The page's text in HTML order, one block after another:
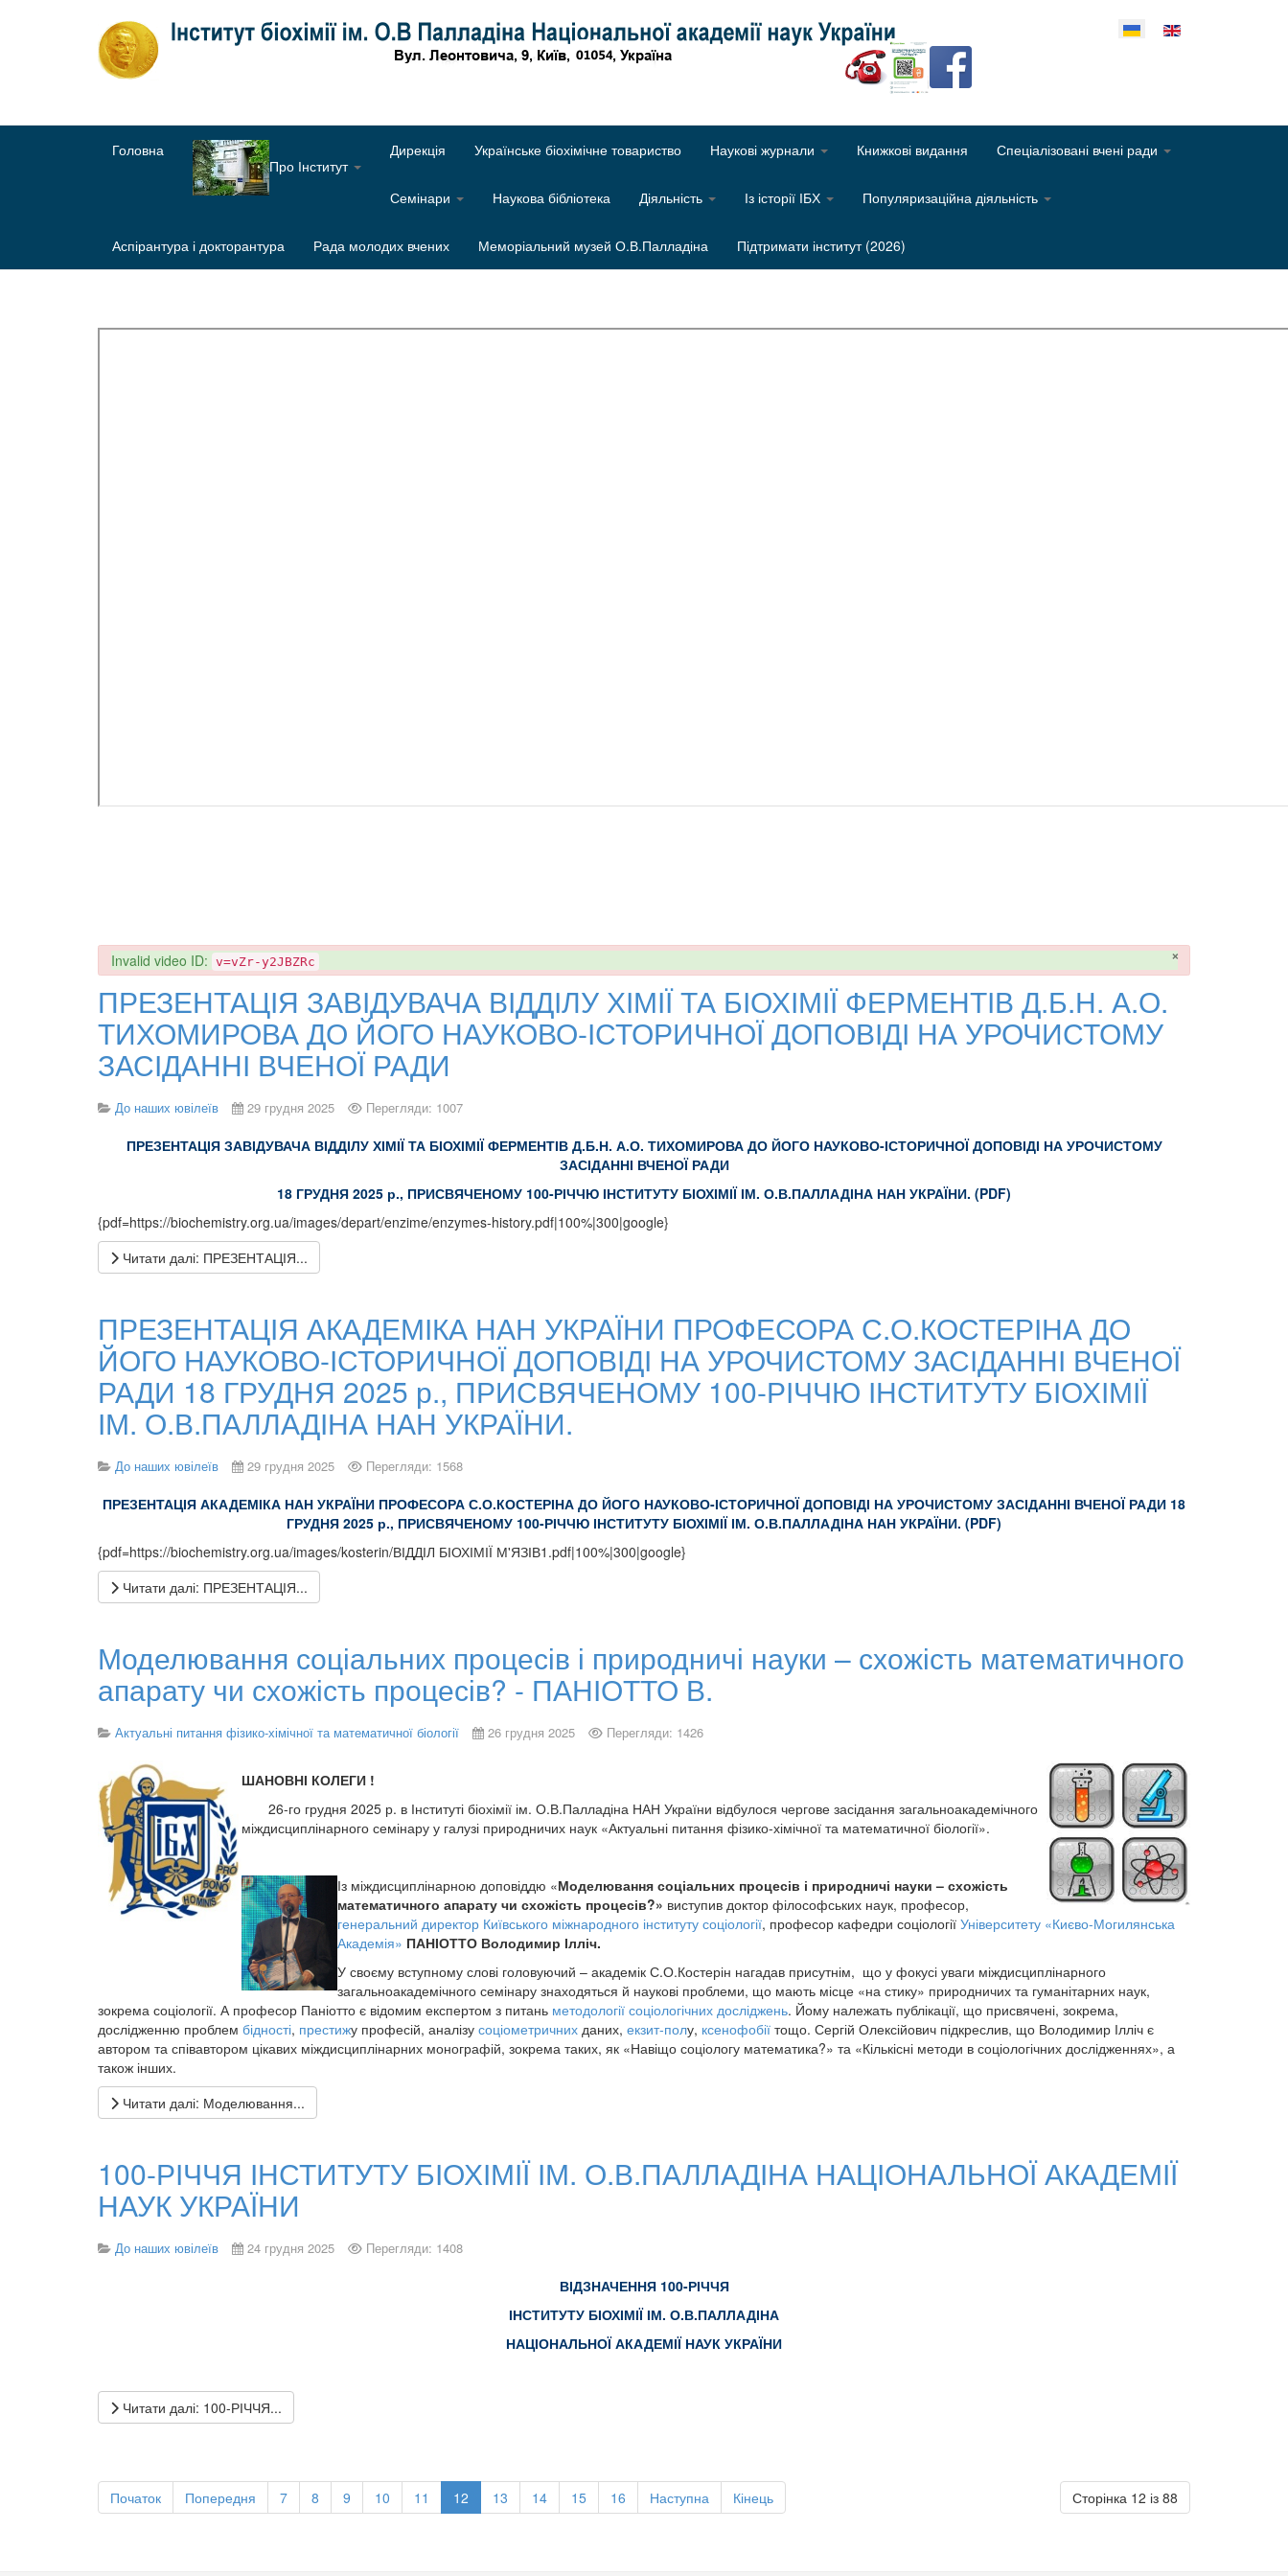
Оберіть свою мову
Головна
Про Інститут
Дирекція Українське біохімічне товариство Наукові журнали Книжкові видання Спеціалізовані вчені ради
Семінари Наукова бібліотека Діяльність Із історії ІБХ Популяризаційна діяльність
Аспірантура і докторантура Рада молодих вчених Меморіальний музей О.В.Палладіна Підтримати інститут (2026)
×
danger
Invalid video ID: v=vZr-y2JBZRc
ПРЕЗЕНТАЦІЯ ЗАВІДУВАЧА ВІДДІЛУ ХІМІЇ ТА БІОХІМІЇ ФЕРМЕНТІВ Д.Б.Н. А.О.
ТИХОМИРОВА ДО ЙОГО НАУКОВО-ІСТОРИЧНОЇ ДОПОВІДІ НА УРОЧИСТОМУ
ЗАСІДАННІ ВЧЕНОЇ РАДИ
До наших ювілеїв 29 грудня 2025 Перегляди: 1007
ПРЕЗЕНТАЦІЯ ЗАВІДУВАЧА ВІДДІЛУ ХІМІЇ ТА БІОХІМІЇ ФЕРМЕНТІВ Д.Б.Н. А.О. ТИХОМИРОВА ДО ЙОГО НАУКОВО-ІСТОРИЧНОЇ ДОПОВІДІ НА УРОЧИСТОМУ
ЗАСІДАННІ ВЧЕНОЇ РАДИ
18 ГРУДНЯ 2025 р., ПРИСВЯЧЕНОМУ 100-РІЧЧЮ ІНСТИТУТУ БІОХІМІЇ ІМ. О.В.ПАЛЛАДІНА НАН УКРАЇНИ. (PDF)
{pdf=https://biochemistry.org.ua/images/depart/enzime/enzymes-history.pdf|100%|300|google}
Читати далі: ПРЕЗЕНТАЦІЯ...
ПРЕЗЕНТАЦІЯ АКАДЕМІКА НАН УКРАЇНИ ПРОФЕСОРА С.О.КОСТЕРІНА ДО
ЙОГО НАУКОВО-ІСТОРИЧНОЇ ДОПОВІДІ НА УРОЧИСТОМУ ЗАСІДАННІ ВЧЕНОЇ
РАДИ 18 ГРУДНЯ 2025 р., ПРИСВЯЧЕНОМУ 100-РІЧЧЮ ІНСТИТУТУ БІОХІМІЇ
ІМ. О.В.ПАЛЛАДІНА НАН УКРАЇНИ.
До наших ювілеїв 29 грудня 2025 Перегляди: 1568
ПРЕЗЕНТАЦІЯ АКАДЕМІКА НАН УКРАЇНИ ПРОФЕСОРА С.О.КОСТЕРІНА ДО ЙОГО НАУКОВО-ІСТОРИЧНОЇ ДОПОВІДІ НА УРОЧИСТОМУ ЗАСІДАННІ ВЧЕНОЇ РАДИ 18
ГРУДНЯ 2025 р., ПРИСВЯЧЕНОМУ 100-РІЧЧЮ ІНСТИТУТУ БІОХІМІЇ ІМ. О.В.ПАЛЛАДІНА НАН УКРАЇНИ. (PDF)
{pdf=https://biochemistry.org.ua/images/kosterin/ВІДДІЛ БІОХІМІЇ М'ЯЗІВ1.pdf|100%|300|google}
Читати далі: ПРЕЗЕНТАЦІЯ...
Моделювання соціальних процесів і природничі науки – схожість математичного
апарату чи схожість процесів? - ПАНІОТТО В.
Актуальні питання фізико-хімічної та математичної біології 26 грудня 2025 Перегляди: 1426
ШАНОВНІ КОЛЕГИ !
26-го грудня 2025 р. в Інституті біохімії ім. О.В.Палладіна НАН України відбулося чергове засідання загальноакадемічного
міждисциплінарного семінару у галузі природничих наук «Актуальні питання фізико-хімічної та математичної біології».
Із міждисциплінарною доповіддю «Моделювання соціальних процесів і природничі науки – схожість
математичного апарату чи схожість процесів?» виступив доктор філософських наук, професор,
генеральний директор Київського міжнародного інституту соціології, професор кафедри соціології Університету «Києво-Могилянська
Академія» ПАНІОТТО Володимир Ілліч.
У своєму вступному слові головуючий – академік С.О.Костерін нагадав присутнім, що у фокусі уваги міждисциплінарного
загальноакадемічного семінару знаходяться й наукові проблеми, що мають місце «на стику» природничих та гуманітарних наук,
зокрема соціології. А професор Паніотто є відомим експертом з питань методології соціологічних досліджень. Йому належать публікації, що присвячені, зокрема,
дослідженню проблем бідності, престижу професій, аналізу соціометричних даних, екзит-полу, ксенофобії тощо. Сергій Олексійович підкреслив, що Володимир Ілліч є
автором та співавтором цікавих міждисциплінарних монографій, зокрема таких, як «Навіщо соціологу математика?» та «Кількісні методи в соціологічних дослідженнях», а
також інших.
Читати далі: Моделювання...
100-РІЧЧЯ ІНСТИТУТУ БІОХІМІЇ ІМ. О.В.ПАЛЛАДІНА НАЦІОНАЛЬНОЇ АКАДЕМІЇ
НАУК УКРАЇНИ
До наших ювілеїв 24 грудня 2025 Перегляди: 1408
ВІДЗНАЧЕННЯ 100-РІЧЧЯ
ІНСТИТУТУ БІОХІМІЇ ІМ. О.В.ПАЛЛАДІНА
НАЦІОНАЛЬНОЇ АКАДЕМІЇ НАУК УКРАЇНИ
Читати далі: 100-РІЧЧЯ...
Сторінка 12 із 88
Початок Попередня 7 8 9 10 11 12 13 14 15 16 Наступна Кінець